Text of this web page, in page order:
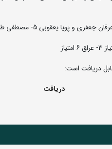
دریافت